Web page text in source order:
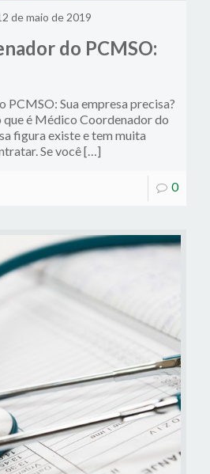
de maio de 2019
do PCMSO:
Sua empresa precisa?
é Médico Coordenador do
figura existe e tem muita
Se você […]
0